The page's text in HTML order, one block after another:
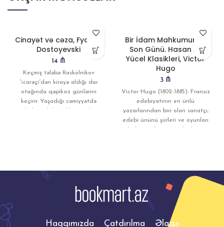
Cinayət və cəza, Fyodor
Dostoyevski
14 ₼
Keçmiş tələbə Raskolnikov
“icarəçi”dən kirayə aldığı dar
otağında qəpiksiz günlərini
keçirir. Yaşadığı cəmiyyətdə
Bir İdam Mahkumunun
Son Günü. Hasan Ali
Yücel Klasikleri, Victor
Hugo
3 ₼
Victor Hugo (1802-1885): Fransız
edebiyatının en ünlü
yazarlarından biri olan sanatçı,
edebi ününü şiirleri ve oyunları
Haqqımızda Çatdırılma Əlaqə